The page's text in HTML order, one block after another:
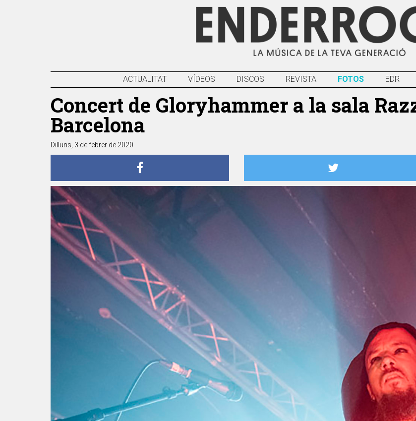
ACTUALITAT VÍDEOS DISCOS REVISTA FOTOS EDR
Concert de Gloryhammer a la sala
Barcelona
Dilluns, 3 de febrer de 2020